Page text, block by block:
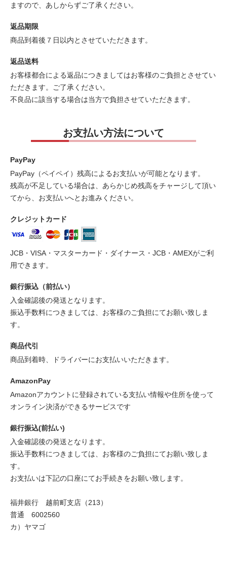
ますので、あしからずご了承ください。
返品期限
商品到着後７日以内とさせていただきます。
返品送料
お客様都合による返品につきましてはお客様のご負担とさせてい
ただきます。ご了承ください。
不良品に該当する場合は当方で負担させていただきます。
お支払い方法について
PayPay
PayPay（ペイペイ）残高によるお支払いが可能となります。
残高が不足している場合は、あらかじめ残高をチャージして頂い
てから、お支払いへとお進みください。
クレジットカード
JCB・VISA・マスターカード・ダイナース・JCB・AMEXがご利
用できます。
銀行振込（前払い）
入金確認後の発送となります。
振込手数料につきましては、お客様のご負担にてお願い致しま
す。
商品代引
商品到着時、ドライバーにお支払いいただきます。
AmazonPay
Amazonアカウントに登録されている支払い情報や住所を使って
オンライン決済ができるサービスです
銀行振込(前払い)
入金確認後の発送となります。
振込手数料につきましては、お客様のご負担にてお願い致しま
す。
お支払いは下記の口座にてお手続きをお願い致します。
福井銀行 越前町支店（213）
普通 6002560
カ）ヤマゴ